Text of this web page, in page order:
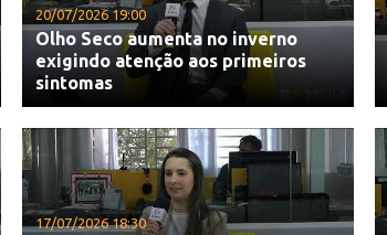
20/07/2026 19:00
Olho Seco aumenta no inverno
exigindo atenção aos primeiros
sintomas
17/07/2026 18:30